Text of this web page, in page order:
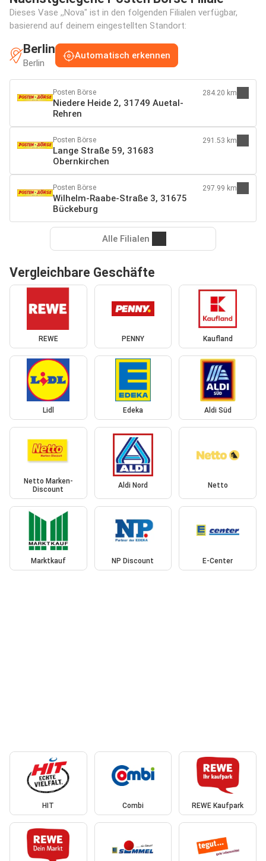
Dieses Vase ,,Nova" ist in den folgenden Filialen verfügbar,
basierend auf deinem eingestellten Standort:
Berlin
Berlin
Automatisch erkennen
Posten Börse
Niedere Heide 2, 31749 Auetal-
Rehren
284.20 km
Posten Börse
Lange Straße 59, 31683
Obernkirchen
291.53 km
Posten Börse
Wilhelm-Raabe-Straße 3, 31675
Bückeburg
297.99 km
Alle Filialen
Vergleichbare Geschäfte
REWE PENNY Kaufland
Lidl Edeka Aldi Süd
Netto Marken-
Discount
Aldi Nord Netto
Marktkauf NP Discount E-Center
HIT Combi REWE Kaufpark